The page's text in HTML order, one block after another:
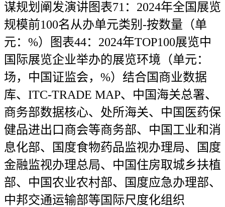
谋规划阐发演讲图表71：2024年全国展览
规模前100名从办单元类别-按数量（单
元：%）图表44：2024年TOP100展览中
国际展览企业举办的展览环境（单元：
场，中国证监会，%）结合国商业数据
库、ITC-TRADE MAP、中国海关总署、
商务部数据核心、处所海关、中国医药保
健品进出口商会等商务部、中国工业和消
息化部、国度食物药品监视办理局、国度
金融监视办理总局、中国住房取城乡扶植
部、中国农业农村部、国度应急办理部、
中邦交通运输部等国际尺度化组织